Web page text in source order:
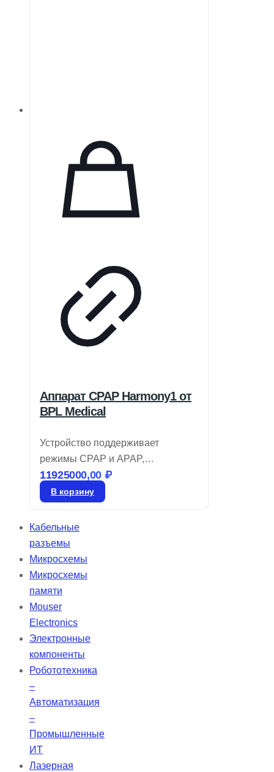
Аппарат CPAP Harmony1 от
BPL Medical
Устройство поддерживает
режимы CPAP и APAP,
оборудовано увлажнителем с
функцией предварительного
автоматическую регулировку
энергосбережения и
с высоким разрешением на срок
11925000,00 ₽
В корзину
Кабельные
разъемы
Микросхемы
Микросхемы
памяти
Mouser
Electronics
Электронные
компоненты
Робототехника
–
Автоматизация
–
Промышленные
ИТ
Лазерная